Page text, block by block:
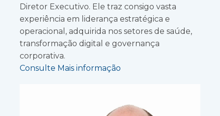
Diretor Executivo. Ele traz consigo vasta
experiência em liderança estratégica e
operacional, adquirida nos setores de saúde,
transformação digital e governança
corporativa.
Consulte Mais informação